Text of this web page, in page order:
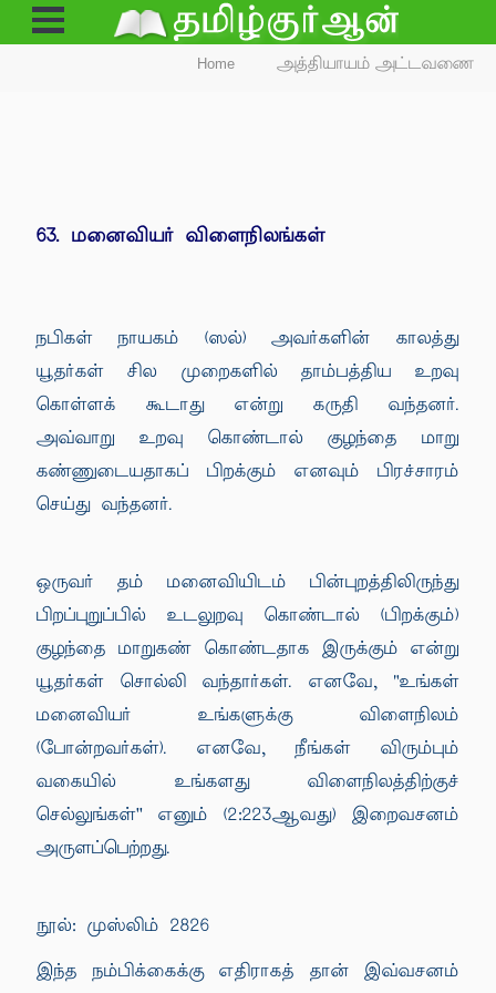
Open
Menu
Home அத்தியாயம் அட்டவணை
63. மனைவியர் விளைநிலங்கள்
நபிகள் நாயகம் (ஸல்) அவர்களின் காலத்து
யூதர்கள் சில முறைகளில் தாம்பத்திய உறவு
கொள்ளக் கூடாது என்று கருதி வந்தனர்.
அவ்வாறு உறவு கொண்டால் குழந்தை மாறு
கண்ணுடையதாகப் பிறக்கும் எனவும் பிரச்சாரம்
செய்து வந்தனர்.
ஒருவர் தம் மனைவியிடம் பின்புறத்திலிருந்து
பிறப்புறுப்பில் உடலுறவு கொண்டால் (பிறக்கும்)
குழந்தை மாறுகண் கொண்டதாக இருக்கும் என்று
யூதர்கள் சொல்லி வந்தார்கள். எனவே, "உங்கள்
மனைவியர் உங்களுக்கு விளைநிலம்
(போன்றவர்கள்). எனவே, நீங்கள் விரும்பும்
வகையில் உங்களது விளைநிலத்திற்குச்
செல்லுங்கள்'' எனும் (2:223ஆவது) இறைவசனம்
அருளப்பெற்றது.
நூல்: முஸ்லிம் 2826
இந்த நம்பிக்கைக்கு எதிராகத் தான் இவ்வசனம்